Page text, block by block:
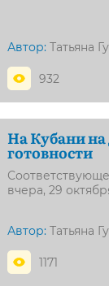
Автор: Татьяна
932
На Кубани
готовности
вчера, 29
Автор: Татьяна
1171